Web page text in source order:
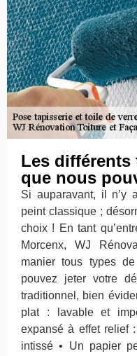
Les différents
que nous
Si auparavant, il n’y
peint classique ;
choix ! En tant
Morcenx, WJ
manier tous types
pouvez jeter votre
traditionnel, bien
plat : lavable et
expansé à effet relief
intissé • Un papier